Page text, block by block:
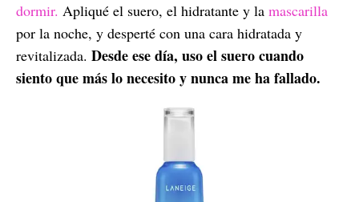
dormir. Apliqué el suero, el hidratante y la mascarilla
por la noche, y desperté con una cara hidratada y
revitalizada. Desde ese día, uso el suero cuando
siento que más lo necesito y nunca me ha fallado.